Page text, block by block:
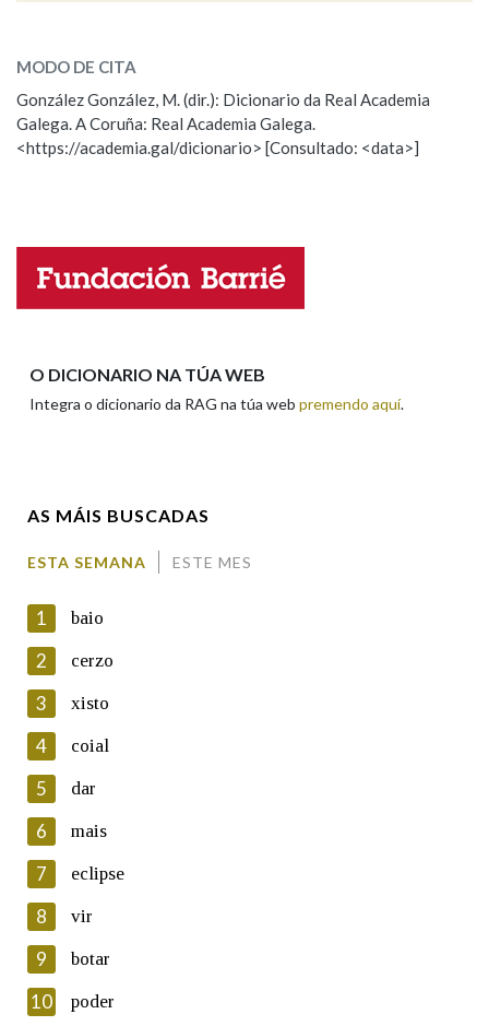
ESCOLLE UNHA OPCIÓN:
Observación Hai un erro na palabra
Propoño mellorar a definición
Nome
En cumprimento da normativa vixente en materia de
Protección de Datos de Carácter Persoal, a Real Academia
Galega informa a aqueles usuarios que faciliten o seu correo
electrónico, así como calquera outra información de carácter
persoal, que estes datos serán obxecto de tratamento
automatizado de carácter confidencial e incorporados aos seus
ficheiros informáticos. Así mesmo, os usuarios poderán exercer o
seu dereito de acceso, rectificación, oposición e cancelación dos
seus datos poñéndose en contacto connosco.
Lin e acepto as condicións da política de
Introduce o código que aparece na imaxe:
MODO DE CITA
González González, M. (dir.): Dicionario da Real Academia
Galega. A Coruña: Real Academia Galega.
<https://academia.gal/dicionario> [Consultado: <data>]
O DICIONARIO NA TÚA WEB
Integra o dicionario da RAG na túa web premendo aquí.
AS MÁIS BUSCADAS
ESTA SEMANA ESTE MES
1 baio
2 cerzo
3 xisto
4 coial
5 dar
6 mais
7 eclipse
8 vir
9 botar
10 poder